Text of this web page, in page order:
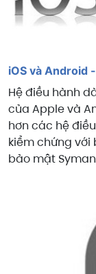
iOS và Android
Hệ điều hành
của Apple và
hơn các hệ
kiểm chứng
bảo mật